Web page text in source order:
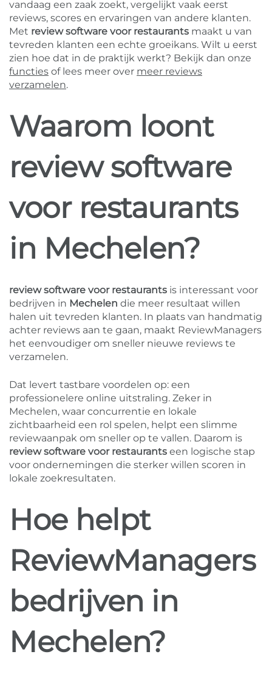
vandaag een zaak zoekt, vergelijkt vaak eerst
reviews, scores en ervaringen van andere klanten.
Met review software voor restaurants maakt u van
tevreden klanten een echte groeikans. Wilt u eerst
zien hoe dat in de praktijk werkt? Bekijk dan onze
functies of lees meer over meer reviews
verzamelen.
Waarom loont
review software
voor restaurants
in Mechelen?
review software voor restaurants is interessant voor
bedrijven in Mechelen die meer resultaat willen
halen uit tevreden klanten. In plaats van handmatig
achter reviews aan te gaan, maakt ReviewManagers
het eenvoudiger om sneller nieuwe reviews te
verzamelen.
Dat levert tastbare voordelen op: een
professionelere online uitstraling. Zeker in
Mechelen, waar concurrentie en lokale
zichtbaarheid een rol spelen, helpt een slimme
reviewaanpak om sneller op te vallen. Daarom is
review software voor restaurants een logische stap
voor ondernemingen die sterker willen scoren in
lokale zoekresultaten.
Hoe helpt
ReviewManagers
bedrijven in
Mechelen?